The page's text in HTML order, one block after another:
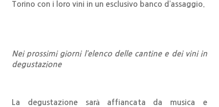
Torino con i loro vini in un esclusivo banco d’assaggio.
Nei prossimi giorni l’elenco delle cantine e dei vini in
degustazione
La degustazione sarà affiancata da musica e